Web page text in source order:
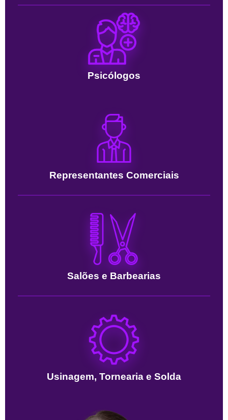
Psicólogos
Representantes Comerciais
Salões e Barbearias
Usinagem, Tornearia e Solda